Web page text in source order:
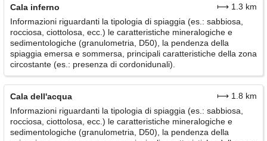
Cala inferno
⟼ 1.3 km
Informazioni riguardanti la tipologia di spiaggia (es.: sabbiosa,
rocciosa, ciottolosa, ecc.) le caratteristiche mineralogiche e
sedimentologiche (granulometria, D50), la pendenza della
spiaggia emersa e sommersa, principali caratteristiche della zona
circostante (es.: presenza di cordonidunali).
Cala dell'acqua
⟼ 1.8 km
Informazioni riguardanti la tipologia di spiaggia (es.: sabbiosa,
rocciosa, ciottolosa, ecc.) le caratteristiche mineralogiche e
sedimentologiche (granulometria, D50), la pendenza della